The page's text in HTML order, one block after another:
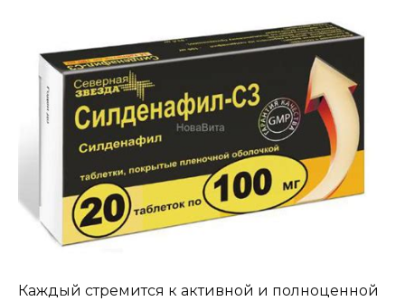
Каждый стремится к активной и полноценной